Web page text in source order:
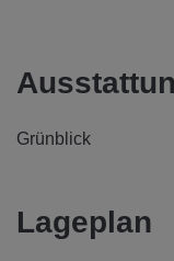
Grünblick
Lageplan